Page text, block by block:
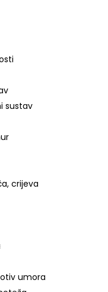
sustav
crijeva
umora
–
ZA